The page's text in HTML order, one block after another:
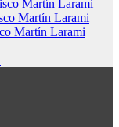
Martín Larami
Martín Larami
Martín Larami